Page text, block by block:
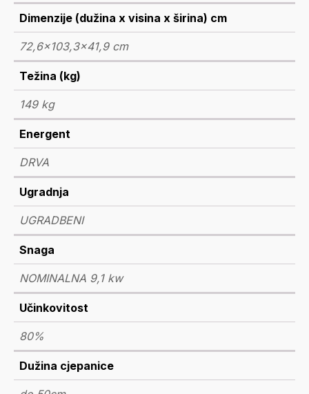
Dimenzije (dužina x visina x širina) cm
72,6x103,3x41,9 cm
Težina (kg)
149 kg
Energent
DRVA
Ugradnja
UGRADBENI
Snaga
NOMINALNA 9,1 kw
Učinkovitost
80%
Dužina cjepanice